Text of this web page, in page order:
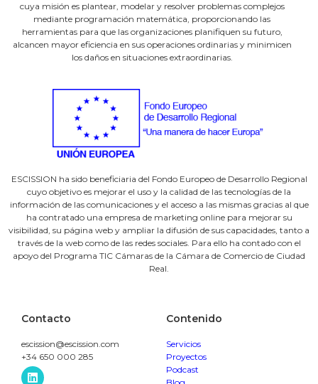
cuya misión es plantear, modelar y resolver problemas complejos
mediante programación matemática, proporcionando las
herramientas para que las organizaciones planifiquen su futuro,
alcancen mayor eficiencia en sus operaciones ordinarias y minimicen
los daños en situaciones extraordinarias.
ESCISSION ha sido beneficiaria del Fondo Europeo de Desarrollo Regional
cuyo objetivo es mejorar el uso y la calidad de las tecnologías de la
información de las comunicaciones y el acceso a las mismas gracias al que
ha contratado una empresa de marketing online para mejorar su
visibilidad, su página web y ampliar la difusión de sus capacidades, tanto a
través de la web como de las redes sociales. Para ello ha contado con el
apoyo del Programa TIC Cámaras de la Cámara de Comercio de Ciudad
Real.
Contacto
escission@escission.com
+34 650 000 285
Contenido
Servicios
Proyectos
Podcast